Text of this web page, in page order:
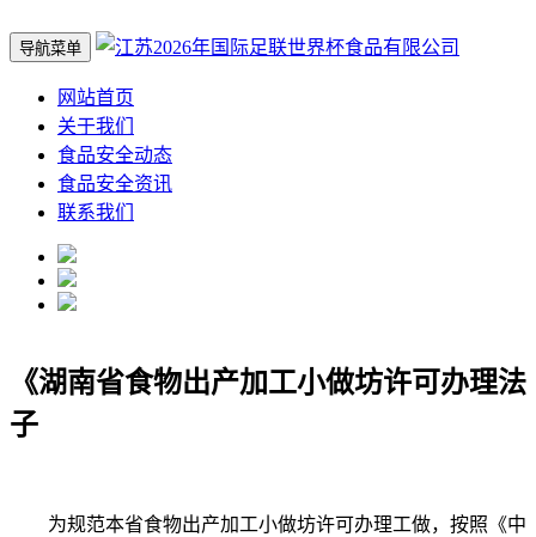
导航菜单
网站首页
关于我们
食品安全动态
食品安全资讯
联系我们
《湖南省食物出产加工小做坊许可办理法
子
为规范本省食物出产加工小做坊许可办理工做，按照《中